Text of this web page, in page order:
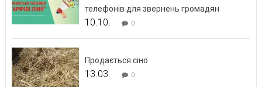
телефонів для звернень громадян
10.10. 0
Продається сіно
13.03. 0